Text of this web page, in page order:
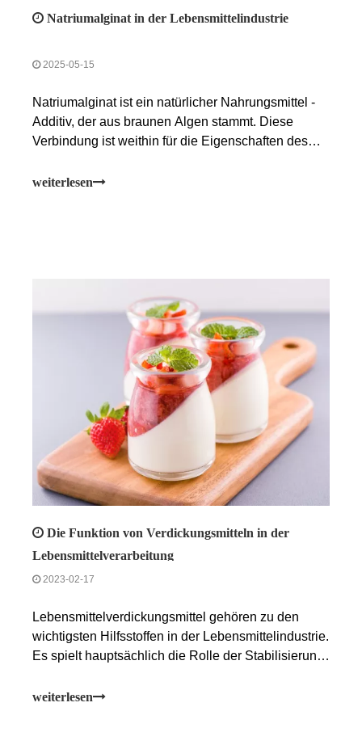
Natriumalginat in der Lebensmittelindustrie
2025-05-15
Natriumalginat ist ein natürlicher Nahrungsmittel -
Additiv, der aus braunen Algen stammt. Diese
Verbindung ist weithin für die Eigenschaften des
anerkannt und ist in vielen modernen
weiterlesen
Die Funktion von Verdickungsmitteln in der
Lebensmittelverarbeitung
2023-02-17
Lebensmittelverdickungsmittel gehören zu den
wichtigsten Hilfsstoffen in der Lebensmittelindustrie.
Es spielt hauptsächlich die Rolle der Stabilisierung
Lebensmittelverarbeitung, z. B. die Stabilität der
weiterlesen